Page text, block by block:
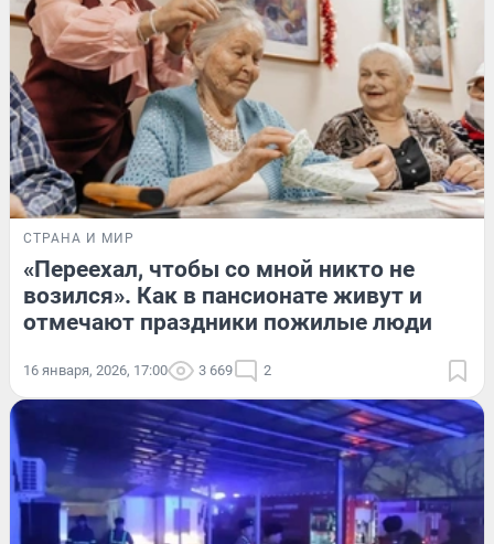
СТРАНА И МИР
«Переехал, чтобы со мной никто не
возился». Как в пансионате живут и
отмечают праздники пожилые люди
16 января, 2026, 17:00 3 669 2